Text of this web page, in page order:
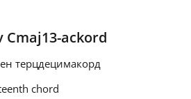
ackord
терцдецимакорд
chord